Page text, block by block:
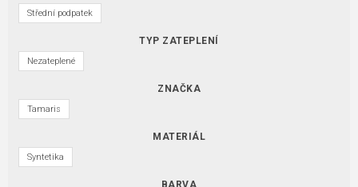
Střední podpatek
TYP ZATEPLENÍ
Nezateplené
ZNAČKA
Tamaris
MATERIÁL
Syntetika
BARVA